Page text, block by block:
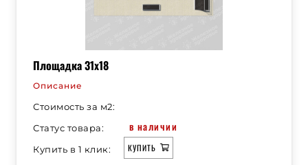
Площадка 31х18
Описание
Стоимость за м2:
Статус товара:
в наличии
Купить в 1 клик: КУПИТЬ